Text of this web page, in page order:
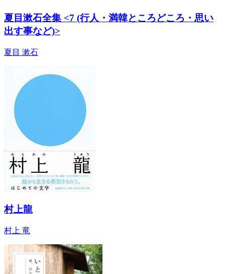
夏目漱石全集 <7 (行人・満韓ところどころ・思い
出す事など)>
夏目 漱石
村上龍
村上 竜